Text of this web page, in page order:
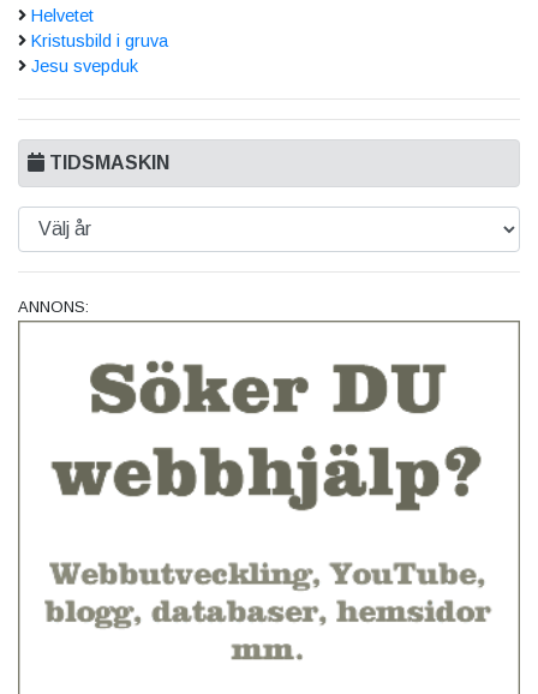
Helvetet
Kristusbild i gruva
Jesu svepduk
TIDSMASKIN
ANNONS: